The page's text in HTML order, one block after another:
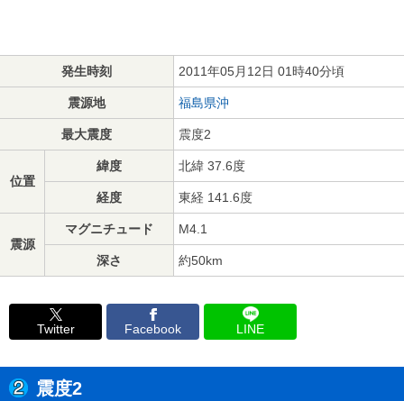
発生時刻 2011年05月12日 01時40分頃
震源地 福島県沖
最大震度 震度2
位置
緯度 北緯 37.6度
経度 東経 141.6度
震源
マグニチュード M4.1
深さ 約50km
Twitter Facebook LINE
震度2